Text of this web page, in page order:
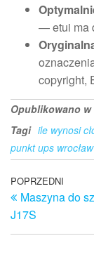
— etui ma
copyright,
Opublikowano w
Tagi ile wynosi
punkt ups wrocław
Nawigacja
wpisu
Poprzedni
wpis
POPRZEDNI
Maszyna do
J17S